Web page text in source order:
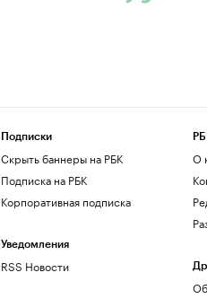
Подписки
Скрыть баннеры на РБК
Подписка на РБК
Корпоративная подписка
Уведомления
RSS Новости
О